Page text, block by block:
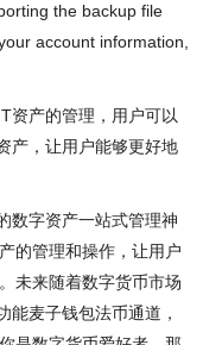
the backup file
account information,
资产的管理，用户可以
产，让用户能够更好地
数字资产一站式管理神
的管理和操作，让用户
未来随着数字货币市场
能麦子钱包法币通道，